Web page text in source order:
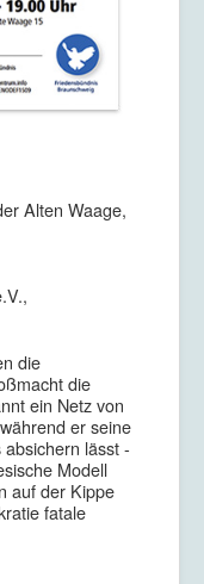
Alten Waage,
die
die
ein Netz von
er seine
lässt -
Modell
auf der Kippe
fatale